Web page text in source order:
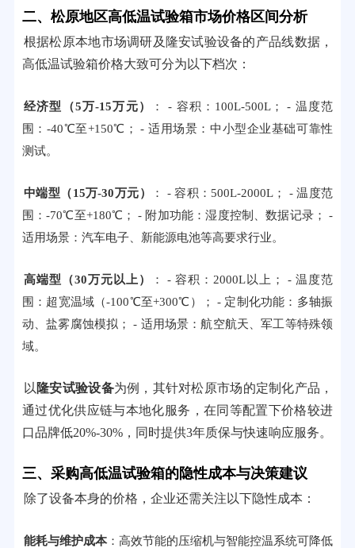
二、松原地区高低温试验箱市场价格区间分析
根据松原本地市场调研及隆安试验设备的产品线数据，
高低温试验箱价格大致可分为以下档次：
经济型（5万-15万元）
： - 容积：100L-500L； - 温度范
围：-40℃至+150℃； - 适用场景：中小型企业基础可靠性
测试。
中端型（15万-30万元）
： - 容积：500L-2000L； - 温度范
围：-70℃至+180℃； - 附加功能：湿度控制、数据记录； -
适用场景：汽车电子、新能源电池等高要求行业。
高端型（30万元以上）
： - 容积：2000L以上； - 温度范
围：超宽温域（-100℃至+300℃）； - 定制化功能：多轴振
动、盐雾腐蚀模拟； - 适用场景：航空航天、军工等特殊领
域。
以 隆安试验设备为例，其针对松原市场的定制化产品，
通过优化供应链与本地化服务，在同等配置下价格较进
口品牌低20%-30%，同时提供3年质保与快速响应服务。
三、采购高低温试验箱的隐性成本与决策建议
除了设备本身的价格，企业还需关注以下隐性成本：
能耗与维护成本：高效节能的压缩机与智能控温系统可降低